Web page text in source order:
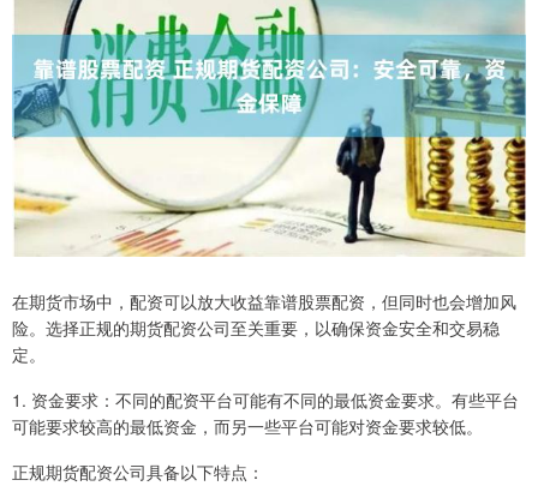
在期货市场中，配资可以放大收益靠谱股票配资，但同时也会增加风
险。选择正规的期货配资公司至关重要，以确保资金安全和交易稳
定。
1. 资金要求：不同的配资平台可能有不同的最低资金要求。有些平台
可能要求较高的最低资金，而另一些平台可能对资金要求较低。
正规期货配资公司具备以下特点：